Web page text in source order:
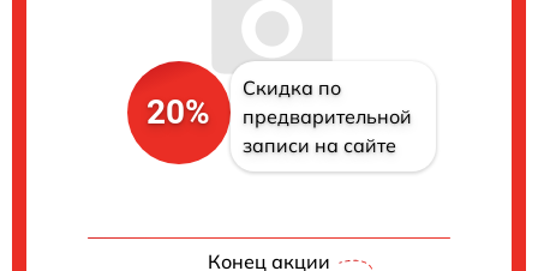
20%
Скидка по
предварительной
записи на сайте
Конец акции